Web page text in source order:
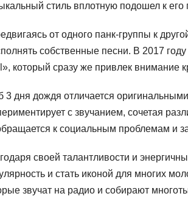
стиль вплотную подошел к
от одного панк-группы к
собственные песни. В 2017
который сразу же привлек внимание
3 дня дождя отличается
с звучанием, сочетая
к социальным проблемам и
своей талантливости и
и стать иконой для многих
звучат на радио и собирают